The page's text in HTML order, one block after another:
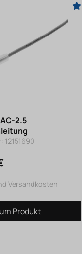
2.5
12151690
Versandkosten
Produkt